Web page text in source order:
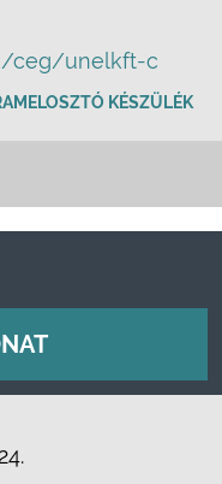
ceg/unelkft-c
KÉSZÜLÉK